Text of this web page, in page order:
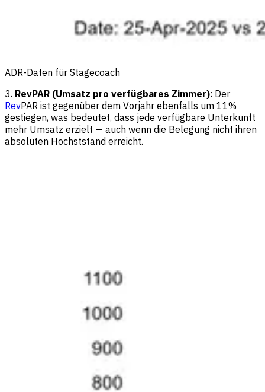
ADR-Daten für Stagecoach
3. RevPAR (Umsatz pro verfügbares Zimmer): Der
RevPAR ist gegenüber dem Vorjahr ebenfalls um 11%
gestiegen, was bedeutet, dass jede verfügbare Unterkunft
mehr Umsatz erzielt — auch wenn die Belegung nicht ihren
absoluten Höchststand erreicht.